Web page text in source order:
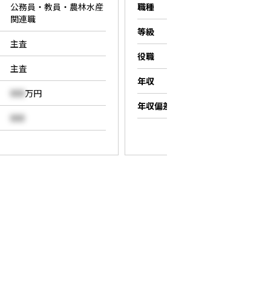
公務員・教員・農林水産
関連職
主査
主査
000 万円
000
職種
等級
役職
年収
年収偏差値